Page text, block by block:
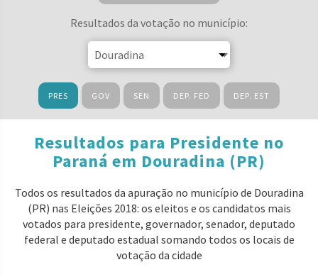
Resultados da votação no município:
PRES GOV SEN DEP. FED DEP. EST
Resultados para Presidente no
Paraná em Douradina (PR)
Todos os resultados da apuração no município de Douradina
(PR) nas Eleições 2018: os eleitos e os candidatos mais
votados para presidente, governador, senador, deputado
federal e deputado estadual somando todos os locais de
votação da cidade